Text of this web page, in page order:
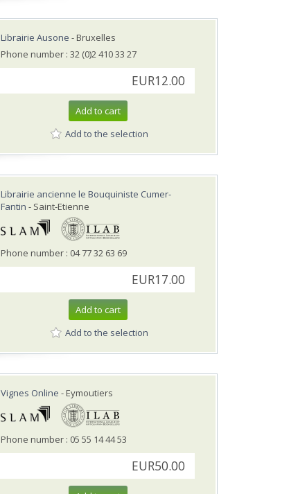
Librairie Ausone - Bruxelles
Phone number : 32 (0)2 410 33 27
EUR12.00
Add to cart
Add to the selection
Librairie ancienne le Bouquiniste Cumer-
Fantin - Saint-Etienne
Phone number : 04 77 32 63 69
EUR17.00
Add to cart
Add to the selection
Vignes Online - Eymoutiers
Phone number : 05 55 14 44 53
EUR50.00